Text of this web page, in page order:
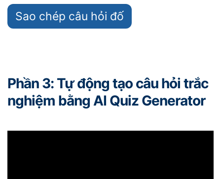
Sao chép câu hỏi đố
Phần 3: Tự động tạo câu hỏi trắc
nghiệm bằng AI Quiz Generator